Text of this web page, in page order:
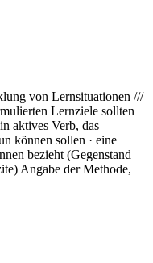
von Lernsituationen ///
Lernziele sollten
aktives Verb, das
können sollen · eine
bezieht (Gegenstand
Angabe der Methode,